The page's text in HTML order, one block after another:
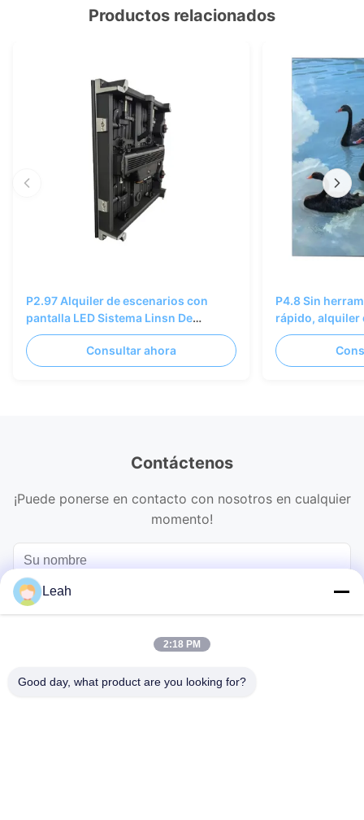
Productos relacionados
P2.97 Alquiler de escenarios con
pantalla LED Sistema Linsn De
fundición a presión AL 500×500/1000
mm
Consultar ahora
P4.8 Sin
rápido, alquiler
Contáctenos
¡Puede ponerse en contacto con nosotros en cualquier
momento!
Leah
2:18 PM
Good day, what product are you looking for?